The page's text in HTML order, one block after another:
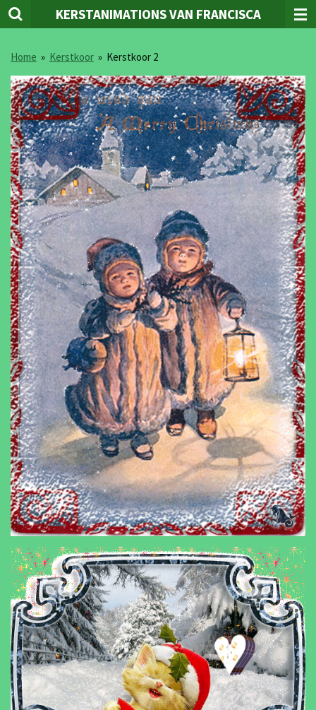
Ga
direct
de
hoofdinhoud
KERSTANIMATIONS VAN FRANCISCA
Home » Kerstkoor » Kerstkoor 2